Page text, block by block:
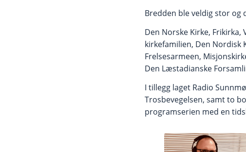
Bredden ble veldig stor og
Den Norske Kirke,
kirkefamilien, Den Nordisk
Frelsesarmeen,
Den Læstadianske
I tillegg laget Radio
Trosbevegelsen, samt to
programserien med en